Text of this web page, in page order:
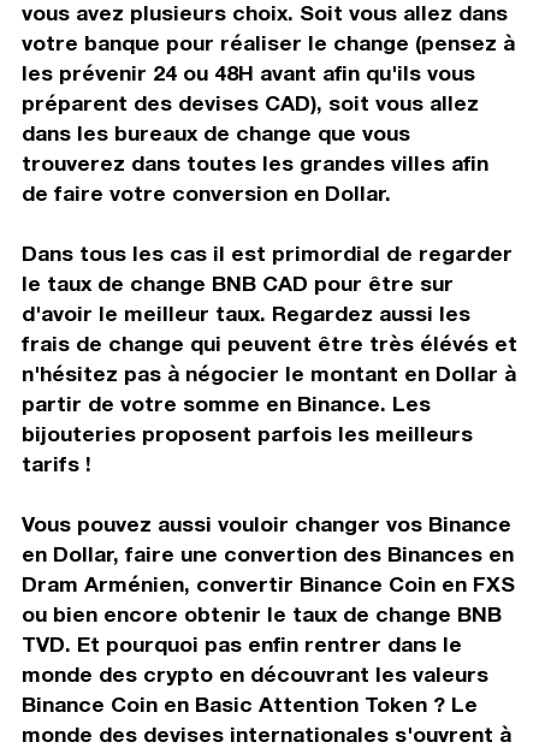
vous avez plusieurs choix. Soit vous allez dans
votre banque pour réaliser le change (pensez à
les prévenir 24 ou 48H avant afin qu'ils vous
préparent des devises CAD), soit vous allez
dans les bureaux de change que vous
trouverez dans toutes les grandes villes afin
de faire votre conversion en Dollar.
Dans tous les cas il est primordial de regarder
le taux de change BNB CAD pour être sur
d'avoir le meilleur taux. Regardez aussi les
frais de change qui peuvent être très élévés et
n'hésitez pas à négocier le montant en Dollar à
partir de votre somme en Binance. Les
bijouteries proposent parfois les meilleurs
tarifs !
Vous pouvez aussi vouloir changer vos Binance
en Dollar, faire une convertion des Binances en
Dram Arménien, convertir Binance Coin en FXS
ou bien encore obtenir le taux de change BNB
TVD. Et pourquoi pas enfin rentrer dans le
monde des crypto en découvrant les valeurs
Binance Coin en Basic Attention Token ? Le
monde des devises internationales s'ouvrent à